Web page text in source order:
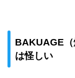
BAKUAGE（
は怪しい